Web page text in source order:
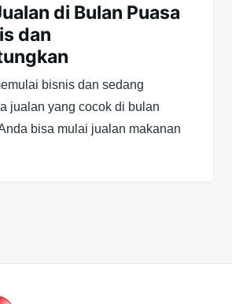
di Bulan Puasa
dan
bisnis dan sedang
jualan yang cocok di bulan
bisa mulai jualan makanan